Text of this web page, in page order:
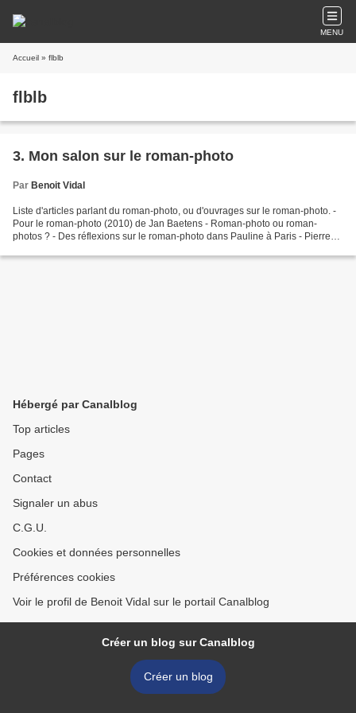
MENU
Accueil » flblb
flblb
3. Mon salon sur le roman-photo
Par Benoit Vidal
Liste d'articles parlant du roman-photo, ou d'ouvrages sur le roman-photo. -
Pour le roman-photo (2010) de Jan Baetens - Roman-photo ou roman-
photos ? - Des réflexions sur le roman-photo dans Pauline à Paris - Pierre
Hébergé par Canalblog
Top articles
Pages
Contact
Signaler un abus
C.G.U.
Cookies et données personnelles
Préférences cookies
Voir le profil de Benoit Vidal sur le portail Canalblog
Créer un blog sur Canalblog
Créer un blog